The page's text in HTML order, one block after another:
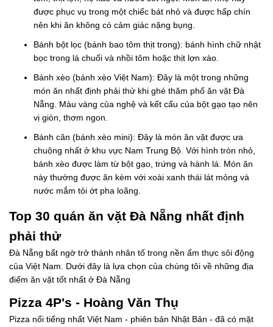
được phục vụ trong một chiếc bát nhỏ và được hấp chín
nên khi ăn không có cảm giác nặng bụng.
Bánh bột lọc (bánh bao tôm thịt trong): bánh hình chữ nhật
bọc trong lá chuối và nhồi tôm hoặc thịt lợn xào.
Bánh xèo (bánh xèo Việt Nam): Đây là một trong những
món ăn nhất định phải thử khi ghé thăm phố ăn vặt Đà
Nẵng. Màu vàng của nghệ và kết cấu của bột gạo tạo nên
vị giòn, thơm ngon.
Bánh căn (bánh xèo mini): Đây là món ăn vặt được ưa
chuộng nhất ở khu vực Nam Trung Bộ. Với hình tròn nhỏ,
bánh xèo được làm từ bột gạo, trứng và hành lá. Món ăn
này thường được ăn kèm với xoài xanh thái lát mỏng và
nước mắm tỏi ớt pha loãng.
Top 30 quán ăn vặt Đà Nẵng nhất định
phải thử
Đà Nẵng bất ngờ trở thành nhân tố trong nền ẩm thực sôi động
của Việt Nam. Dưới đây là lựa chọn của chúng tôi về những địa
điểm ăn vặt tốt nhất ở Đà Nẵng
Pizza 4P's - Hoàng Văn Thụ
Pizza nổi tiếng nhất Việt Nam - phiên bản Nhật Bản - đã có mặt